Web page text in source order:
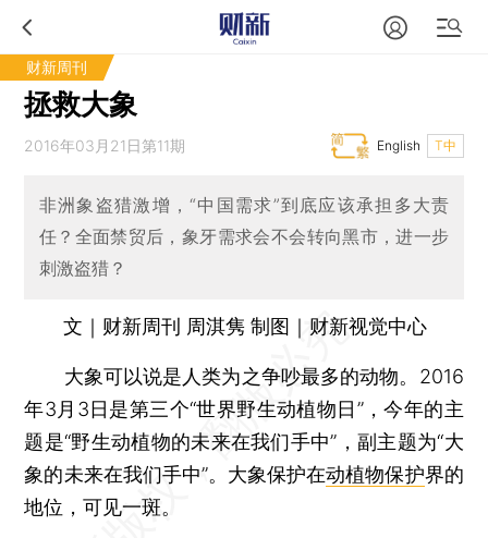
财新周刊
拯救大象
2016年03月21日第11期 T中
English
非洲象盗猎激增，“中国需求”到底应该承担多大责
任？全面禁贸后，象牙需求会不会转向黑市，进一步
刺激盗猎？
文｜财新周刊 周淇隽 制图｜财新视觉中心
大象可以说是人类为之争吵最多的动物。2016
年3月3日是第三个“世界野生动植物日”，今年的主
题是“野生动植物的未来在我们手中”，副主题为“大
象的未来在我们手中”。大象保护在动植物保护界的
地位，可见一斑。